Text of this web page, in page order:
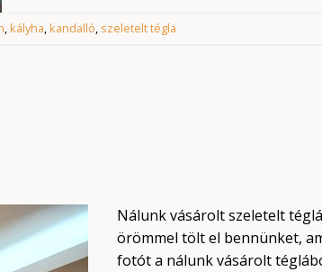
,kályha,kandalló, szeletelt tégla
Nálunk vásárolt szeletelt
örömmel tölt el bennünket,
fotót a nálunk vásárolt